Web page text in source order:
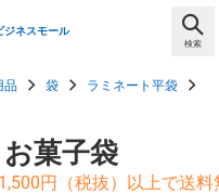
ジネスモール
検索
品 袋
ラミネート平袋
菓子袋
円（税抜）以上で送